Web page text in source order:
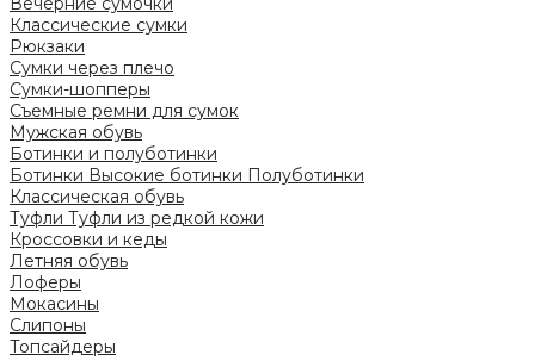
Классические сумки
Рюкзаки
Сумки через плечо
Сумки-шопперы
Съемные ремни для сумок
Мужская обувь
Ботинки и полуботинки
Ботинки Высокие ботинки Полуботинки
Классическая обувь
Туфли Туфли из редкой кожи
Кроссовки и кеды
Летняя обувь
Лоферы
Мокасины
Слипоны
Топсайдеры